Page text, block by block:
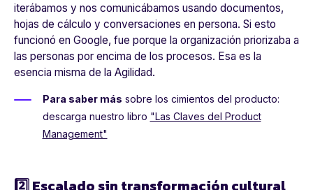
iterábamos y nos comunicábamos usando documentos,
hojas de cálculo y conversaciones en persona. Si esto
funcionó en Google, fue porque la organización priorizaba a
las personas por encima de los procesos. Esa es la
esencia misma de la Agilidad.
Para saber más sobre los cimientos del producto:
descarga nuestro libro "Las Claves del Product
Management"